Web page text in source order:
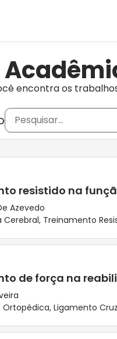
encontra os
resistido na
Azevedo
Cerebral, Treinamento
de força na
Ortopédica, Ligamento